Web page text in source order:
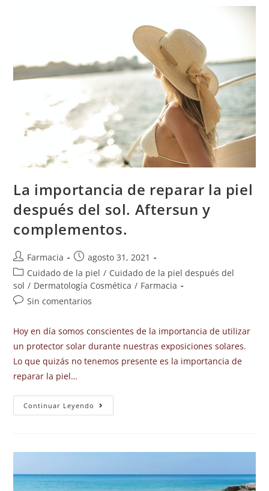
La importancia de reparar la piel
después del sol. Aftersun y
complementos.
Farmacia
agosto 31, 2021
Cuidado de la piel / Cuidado de la piel después del
sol / Dermatología Cosmética / Farmacia
Sin comentarios
Hoy en día somos conscientes de la importancia de utilizar
un protector solar durante nuestras exposiciones solares.
Lo que quizás no tenemos presente es la importancia de
reparar la piel…
Continuar Leyendo